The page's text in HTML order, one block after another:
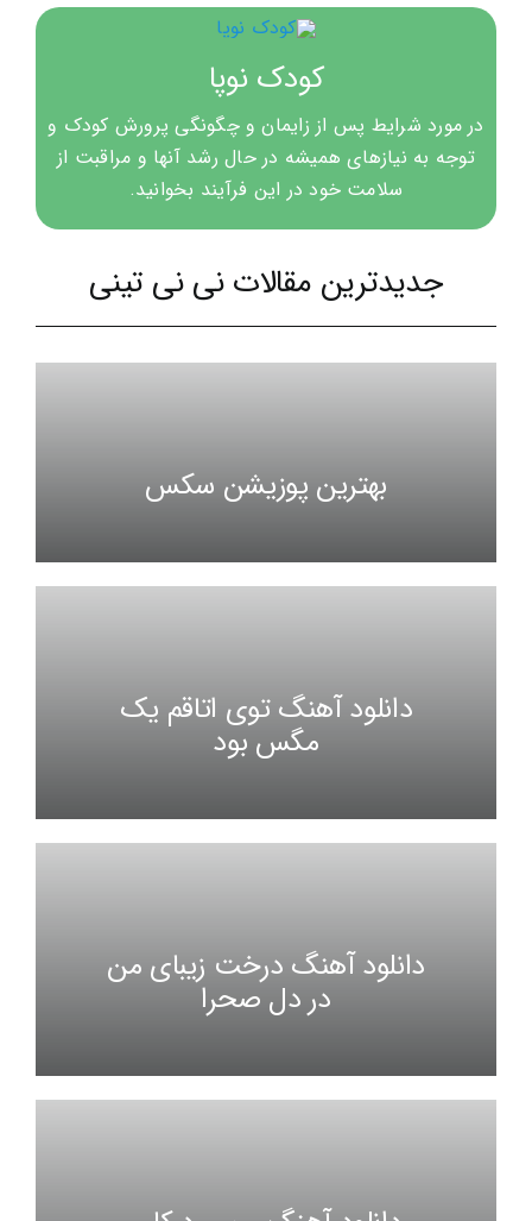
کودک نوپا
در مورد شرایط پس از زایمان و چگونگی پرورش کودک و
توجه به نیازهای همیشه در حال رشد آنها و مراقبت از
سلامت خود در این فرآیند بخوانید.
جدیدترین مقالات نی نی تینی
بهترین پوزیشن سکس
دانلود آهنگ توی اتاقم یک
مگس بود
دانلود آهنگ درخت زیبای من
در دل صحرا